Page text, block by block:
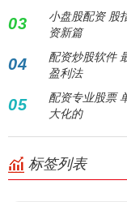
03
小盘股配资 股
资新篇
04
配资炒股软件
盈利法
05
配资专业股票
大化的
标签列表